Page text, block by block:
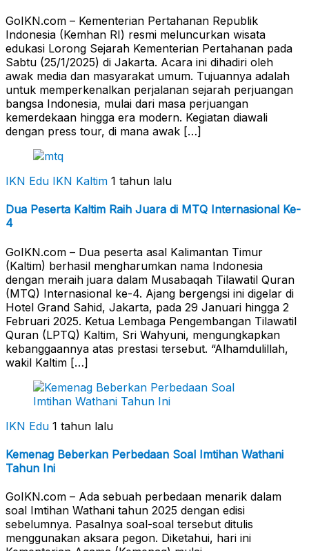
GoIKN.com – Kementerian Pertahanan Republik
Indonesia (Kemhan RI) resmi meluncurkan wisata
edukasi Lorong Sejarah Kementerian Pertahanan pada
Sabtu (25/1/2025) di Jakarta. Acara ini dihadiri oleh
awak media dan masyarakat umum. Tujuannya adalah
untuk memperkenalkan perjalanan sejarah perjuangan
bangsa Indonesia, mulai dari masa perjuangan
kemerdekaan hingga era modern. Kegiatan diawali
dengan press tour, di mana awak […]
IKN Edu IKN Kaltim 1 tahun lalu
Dua Peserta Kaltim Raih Juara di MTQ Internasional Ke-
4
GoIKN.com – Dua peserta asal Kalimantan Timur
(Kaltim) berhasil mengharumkan nama Indonesia
dengan meraih juara dalam Musabaqah Tilawatil Quran
(MTQ) Internasional ke-4. Ajang bergengsi ini digelar di
Hotel Grand Sahid, Jakarta, pada 29 Januari hingga 2
Februari 2025. Ketua Lembaga Pengembangan Tilawatil
Quran (LPTQ) Kaltim, Sri Wahyuni, mengungkapkan
kebanggaannya atas prestasi tersebut. “Alhamdulillah,
wakil Kaltim […]
IKN Edu 1 tahun lalu
Kemenag Beberkan Perbedaan Soal Imtihan Wathani
Tahun Ini
GoIKN.com – Ada sebuah perbedaan menarik dalam
soal Imtihan Wathani tahun 2025 dengan edisi
sebelumnya. Pasalnya soal-soal tersebut ditulis
menggunakan aksara pegon. Diketahui, hari ini